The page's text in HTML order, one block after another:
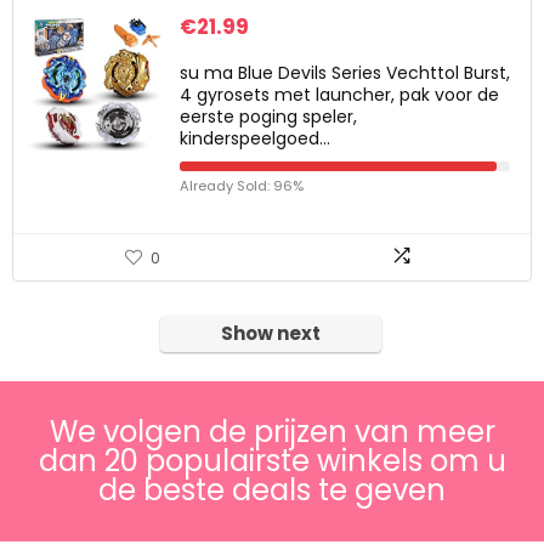
€21.99
su ma Blue Devils Series Vechttol Burst,
4 gyrosets met launcher, pak voor de
eerste poging speler,
kinderspeelgoed…
Already Sold: 96%
0
Show next
We volgen de prijzen van meer
dan 20 populairste winkels om u
de beste deals te geven